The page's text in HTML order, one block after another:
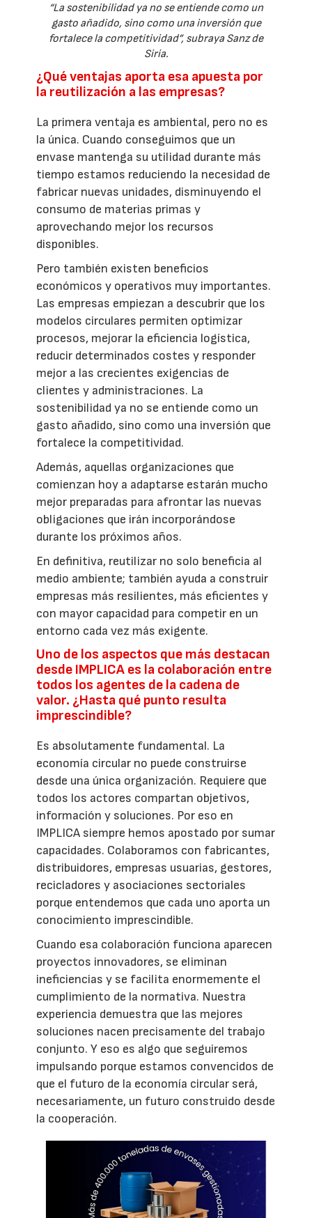
“La sostenibilidad ya no se entiende como un
gasto añadido, sino como una inversión que
fortalece la competitividad”, subraya Sanz de
Siria.
¿Qué ventajas aporta esa apuesta por
la reutilización a las empresas?
La primera ventaja es ambiental, pero no es
la única. Cuando conseguimos que un
envase mantenga su utilidad durante más
tiempo estamos reduciendo la necesidad de
fabricar nuevas unidades, disminuyendo el
consumo de materias primas y
aprovechando mejor los recursos
disponibles.
Pero también existen beneficios
económicos y operativos muy importantes.
Las empresas empiezan a descubrir que los
modelos circulares permiten optimizar
procesos, mejorar la eficiencia logística,
reducir determinados costes y responder
mejor a las crecientes exigencias de
clientes y administraciones. La
sostenibilidad ya no se entiende como un
gasto añadido, sino como una inversión que
fortalece la competitividad.
Además, aquellas organizaciones que
comienzan hoy a adaptarse estarán mucho
mejor preparadas para afrontar las nuevas
obligaciones que irán incorporándose
durante los próximos años.
En definitiva, reutilizar no solo beneficia al
medio ambiente; también ayuda a construir
empresas más resilientes, más eficientes y
con mayor capacidad para competir en un
entorno cada vez más exigente.
Uno de los aspectos que más destacan
desde IMPLICA es la colaboración entre
todos los agentes de la cadena de
valor. ¿Hasta qué punto resulta
imprescindible?
Es absolutamente fundamental. La
economía circular no puede construirse
desde una única organización. Requiere que
todos los actores compartan objetivos,
información y soluciones. Por eso en
IMPLICA siempre hemos apostado por sumar
capacidades. Colaboramos con fabricantes,
distribuidores, empresas usuarias, gestores,
recicladores y asociaciones sectoriales
porque entendemos que cada uno aporta un
conocimiento imprescindible.
Cuando esa colaboración funciona aparecen
proyectos innovadores, se eliminan
ineficiencias y se facilita enormemente el
cumplimiento de la normativa. Nuestra
experiencia demuestra que las mejores
soluciones nacen precisamente del trabajo
conjunto. Y eso es algo que seguiremos
impulsando porque estamos convencidos de
que el futuro de la economía circular será,
necesariamente, un futuro construido desde
la cooperación.